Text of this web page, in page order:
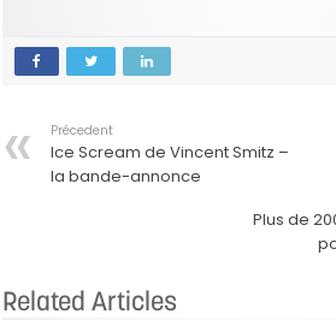
Précedent
Ice Scream de Vincent Smitz –
la bande-annonce
Plus de
Related Articles